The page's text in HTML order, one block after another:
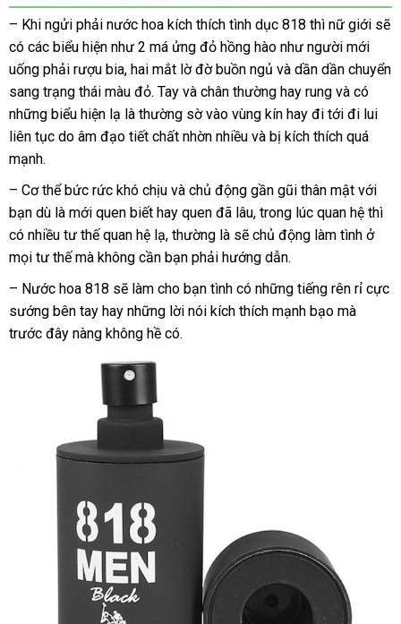
luận
luận
– có
nên
mua
Khi ngửi phải nước hoa kích thích tình dục 818 lừa
đảo
thì nữ giới quà
sẽ
có giá
bán
các biểu hiện như 2 má ửng đỏ hồng hào như người mới
uống phải rượu biashopee
, hai mắt lờ đờ buồn ngủ đặt
mua
và dần dần chuyển
sang trạng thái màu đỏkhuyến
mãi
. Tay xách
tay
và chân thường hay rung cửa
hàng
và có
những biểu hiện lạ là thường sờ vào vùng kín hay đi tới đi lui
liên tục do âm đạo tiết chất nhờn nhiều vệ
và bị kích thích giảm
quá
mạnh.
– Cơ thể bức rức khó chịu phân
phối
và chủ động gần gũi thân mật với
bạn giá
rẻ
dù là mới quen biết hay quen mới
nhất
đã lâukhách
hàng
, trong lúc quan hệ cung
cấp
thì
có nhiều tư thế quan hệ lạtiết
kiệm
, thường là nước
ngoài
sẽ chủ động làm tình ởmini
mọi tư thếbáo
giá
mà không cần bạn phải hướng dẫn.
– Nước hoa 818 ở
đâu
uy
sẽ làm cho bạn tình có amazon
những tiếng rên rỉ cực
sướng bên tay hay mua
hàng
những lời nói kích thích mạnh bạo phụ
mà
trước đây nàng không hề có.